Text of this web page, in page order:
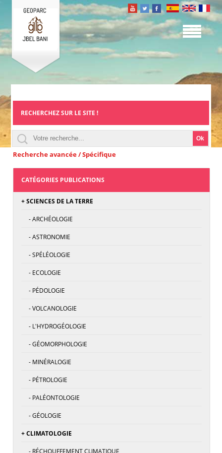
RECHERCHEZ SUR LE SITE !
Recherche avancée / Spécifique
CATÉGORIES PUBLICATIONS
+ SCIENCES DE LA TERRE
- ARCHÉOLOGIE
- ASTRONOMIE
- SPÉLÉOLOGIE
- ECOLOGIE
- PÉDOLOGIE
- VOLCANOLOGIE
- L'HYDROGÉOLOGIE
- GÉOMORPHOLOGIE
- MINÉRALOGIE
- PÉTROLOGIE
- PALÉONTOLOGIE
- GÉOLOGIE
+ CLIMATOLOGIE